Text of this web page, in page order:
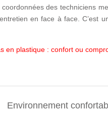
des techniciens
en face à face. C’est
en plastique : confort ou
Environnement